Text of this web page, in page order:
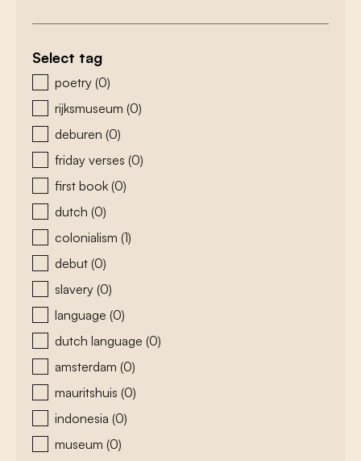
Select tag
zoeken - tags
poetry (0)
rijksmuseum (0)
deburen (0)
friday verses (0)
first book (0)
dutch (0)
colonialism (1)
debut (0)
slavery (0)
language (0)
dutch language (0)
amsterdam (0)
mauritshuis (0)
indonesia (0)
museum (0)